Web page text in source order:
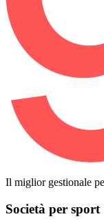
Il miglior gestionale
Società per sport